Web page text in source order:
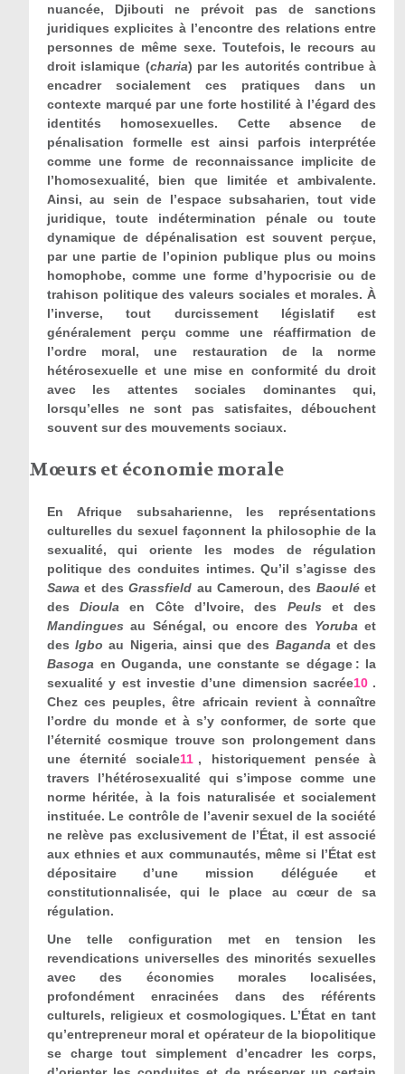
nuancée, Djibouti ne prévoit pas de sanctions
juridiques explicites à l’encontre des relations entre
personnes de même sexe. Toutefois, le recours au
droit islamique (charia) par les autorités contribue à
encadrer socialement ces pratiques dans un
contexte marqué par une forte hostilité à l’égard des
identités homosexuelles. Cette absence de
pénalisation formelle est ainsi parfois interprétée
comme une forme de reconnaissance implicite de
l’homosexualité, bien que limitée et ambivalente.
Ainsi, au sein de l’espace subsaharien, tout vide
juridique, toute indétermination pénale ou toute
dynamique de dépénalisation est souvent perçue,
par une partie de l’opinion publique plus ou moins
homophobe, comme une forme d’hypocrisie ou de
trahison politique des valeurs sociales et morales. À
l’inverse, tout durcissement législatif est
généralement perçu comme une réaffirmation de
l’ordre moral, une restauration de la norme
hétérosexuelle et une mise en conformité du droit
avec les attentes sociales dominantes qui,
lorsqu’elles ne sont pas satisfaites, débouchent
souvent sur des mouvements sociaux.
Mœurs et économie morale
En Afrique subsaharienne, les représentations
culturelles du sexuel façonnent la philosophie de la
sexualité, qui oriente les modes de régulation
politique des conduites intimes. Qu’il s’agisse des
Sawa et des Grassfield au Cameroun, des Baouléet
desDioula en Côte d’Ivoire, des Peulset des
Mandinguesau Sénégal, ou encore des Yoruba et
desIgbo au Nigeria, ainsi que des Baganda et des
Basoga en Ouganda, une constante se dégage : la
sexualité y est investie d’une dimension sacrée10 .
Chez ces peuples, être africain revient à connaître
l’ordre du monde et à s’y conformer, de sorte que
l’éternité cosmique trouve son prolongement dans
une éternité sociale11 , historiquement pensée à
travers l’hétérosexualité qui s’impose comme une
norme héritée, à la fois naturalisée et socialement
instituée. Le contrôle de l’avenir sexuel de la société
ne relève pas exclusivement de l’État, il est associé
aux ethnies et aux communautés, même si l’État est
dépositaire d’une mission déléguée et
constitutionnalisée, qui le place au cœur de sa
régulation.
Une telle configuration met en tension les
revendications universelles des minorités sexuelles
avec des économies morales localisées,
profondément enracinées dans des référents
culturels, religieux et cosmologiques. L’État en tant
qu’entrepreneur moral et opérateur de la biopolitique
se charge tout simplement d’encadrer les corps,